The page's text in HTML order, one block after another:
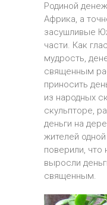
Родиной
Африка, а
засушливые
части. Как
мудрость,
священным
приносить
из народных
скульпторе,
деньги на
жителей
поверили, что
выросли
священным.